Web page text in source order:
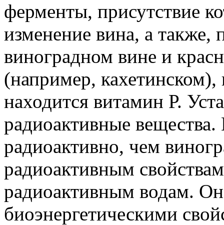
ферменты, присутствие
изменение вина, а
виноградном вине и
(например,
находится витамин Р.
радиоактивные
радиоактивно, чем
радиоактивным
радиоактивным водам.
биоэнергетическими